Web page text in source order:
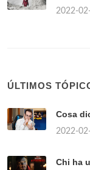
2022-
ÚLTIMOS
Cosa
2022-
Chi ha